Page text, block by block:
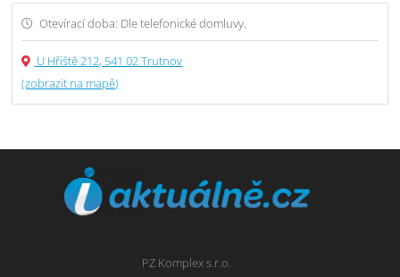
Otevírací doba: Dle telefonické domluvy.
U Hřiště 212, 541 02 Trutnov
(zobrazit na mapě)
PZ Komplex s.r.o.